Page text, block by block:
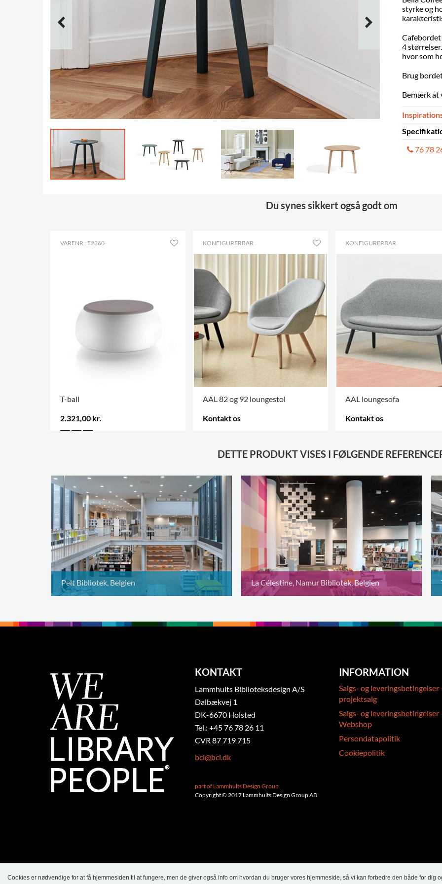
styrke og
4
hvor som
Brug
Bemærk at
Ø45 cm lav
76 78
Du synes sikkert også godt om
VARENR.: E2360
T-ball
2.321,00 kr.
KONFIGURERBAR
AAL 82 og 92 loungestol
Kontakt os
KONFIGURERBAR
AAL loungesofa
Kontakt os
DETTE PRODUKT VISES I FØLGENDE
Pelt Bibliotek, Belgien La Célestine, Namur Bibliotek, Belgien
KONTAKT
Lammhults Biblioteksdesign A/S
Dalbækvej 1
DK-6670 Holsted
Tel.: +45 76 78 26 11
CVR 87 719 715
bci@bci.dk
part of Lammhults Design Group
Copyright © 2017 Lammhults Design Group AB
INFORMATION
Salgs- og leveringsbetingelser
projektsalg
Salgs- og leveringsbetingelser
Webshop
Persondatapolitik
Cookiepolitik
Cookies er nødvendige for at få hjemmesiden til at fungere, men de giver også info om hvordan du bruger vores hjemmeside, så vi kan forbedre den både for dig